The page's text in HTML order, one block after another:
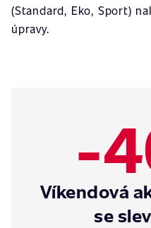
(Standard, Eko, Sport)
úpravy.
-
Víkendová
se